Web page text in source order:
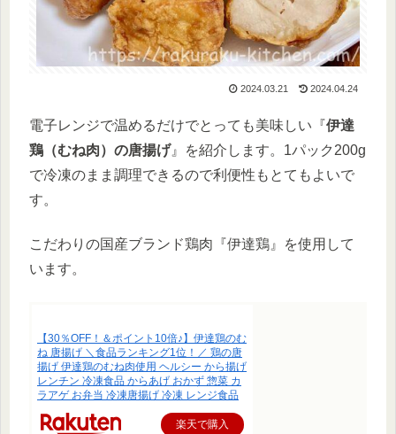
2024.03.21 2024.04.24
電子レンジで温めるだけでとっても美味しい『伊達
鶏（むね肉）の唐揚げ』を紹介します。1パック200g
で冷凍のまま調理できるので利便性もとてもよいで
す。
こだわりの国産ブランド鶏肉『伊達鶏』を使用して
います。
【30％OFF！＆ポイント10倍♪】伊達鶏のむ
ね 唐揚げ ＼食品ランキング1位！／ 鶏の唐
揚げ 伊達鶏のむね肉使用 ヘルシー から揚げ
レンチン 冷凍食品 からあげ おかず 惣菜 カ
ラアゲ お弁当 冷凍唐揚げ 冷凍 レンジ食品
楽天で購入